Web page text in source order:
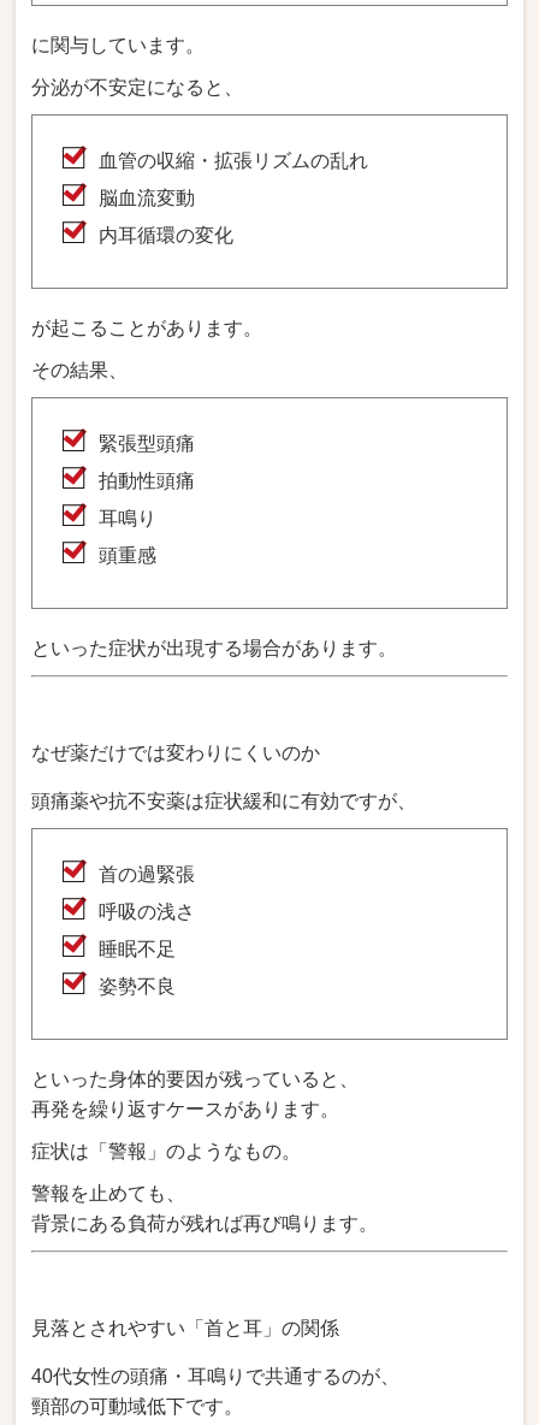
に関与しています。
分泌が不安定になると、
血管の収縮・拡張リズムの乱れ
脳血流変動
内耳循環の変化
が起こることがあります。
その結果、
緊張型頭痛
拍動性頭痛
耳鳴り
頭重感
といった症状が出現する場合があります。
なぜ薬だけでは変わりにくいのか
頭痛薬や抗不安薬は症状緩和に有効ですが、
首の過緊張
呼吸の浅さ
睡眠不足
姿勢不良
といった身体的要因が残っていると、
再発を繰り返すケースがあります。
症状は「警報」のようなもの。
警報を止めても、
背景にある負荷が残れば再び鳴ります。
見落とされやすい「首と耳」の関係
40代女性の頭痛・耳鳴りで共通するのが、
頸部の可動域低下です。